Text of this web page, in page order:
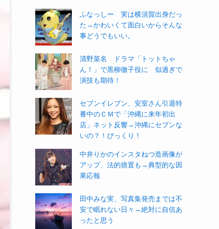
ふなっしー 実は横須賀出身だっ
た→かわいくて面白いからそんな
事どうでもいい。
清野菜名 ドラマ「トットちゃ
ん！」で黒柳徹子役に 似過ぎで
演技も期待！
セブンイレブン、安室さん引退特
番中のＣＭで「沖縄に来年初出
店」ネット反響→沖縄にセブンな
いの？！びっくり！
中井りかのインスタねつ造画像が
アップ、法的措置も→典型的な因
果応報
田中みな実、写真集発売までは不
安で眠れない日々→絶対に自信あ
ったと思う